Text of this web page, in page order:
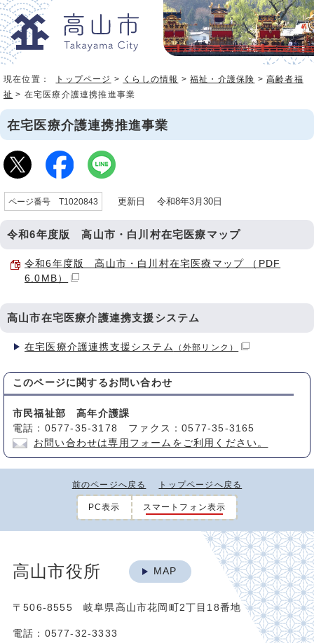
現在位置： トップページ > くらしの情報 >福祉・介護保険 >高齢者福
祉 > 在宅医療介護連携推進事業
在宅医療介護連携推進事業
ページ番号 T1020843 更新日 令和8年3月30日
令和6年度版 高山市・白川村在宅医療マップ
令和6年度版 高山市・白川村在宅医療マップ （PDF
6.0MB）
高山市在宅医療介護連携支援システム
在宅医療介護連携支援システム （外部リンク）
このページに関する お問い合わせ
市民福祉部 高年介護課
電話：0577-35-3178 ファクス：0577-35-3165
お問い合わせは専用フォームをご利用ください。
前のページへ戻る トップページへ戻る
PC表示 スマートフォン表示
高山市役所 MAP
〒506-8555 岐阜県高山市花岡町2丁目18番地
電話：0577-32-3333